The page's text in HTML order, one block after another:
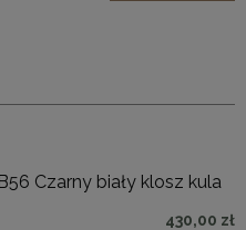
Czarny biały klosz kula
430,00 zł